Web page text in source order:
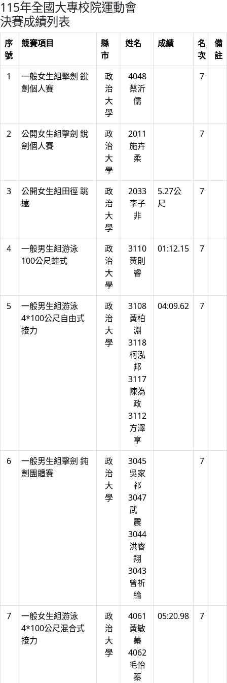
115年全國大專校院運動會
決賽成績列表
序
號
競賽項目
縣
市
姓名 成績
名
次
備
註
1
一般女生組擊劍 銳
劍個人賽
政
治
大
學
4048
蔡沂
儒
7
2
公開女生組擊劍 銳
劍個人賽
政
治
大
學
2011
施卉
柔
7
3
公開女生組田徑 跳
遠
政
治
大
學
2033
李子
非
5.27公
尺
7
4
一般男生組游泳
100公尺蛙式
政
治
大
學
3110
黃則
睿
01:12.15 7
5
一般男生組游泳
4*100公尺自由式
接力
政
治
大
學
3108
黃柏
淵
3118
柯泓
邦
3117
陳為
政
3112
方澤
享
04:09.62 7
6
一般男生組擊劍 鈍
劍團體賽
政
治
大
學
3045
吳家
祁
3047
武
震
3044
洪睿
翔
3043
曾祈
綸
7
7
一般女生組游泳
4*100公尺混合式
接力
政
治
大
學
4061
黃敏
蓁
4062
毛怡
蓁
05:20.98 7